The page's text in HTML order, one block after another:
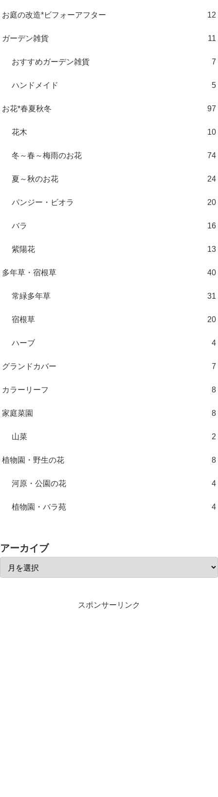
お庭の改造*ビフォーアフター 12
ガーデン雑貨 11
おすすめガーデン雑貨 7
ハンドメイド 5
お花*春夏秋冬 97
花木 10
冬～春～梅雨のお花 74
夏～秋のお花 24
パンジー・ビオラ 20
バラ 16
紫陽花 13
多年草・宿根草 40
常緑多年草 31
宿根草 20
ハーブ 4
グランドカバー 7
カラーリーフ 8
家庭菜園 8
山菜 2
植物園・野生の花 8
河原・公園の花 4
植物園・バラ苑 4
アーカイブ
スポンサーリンク